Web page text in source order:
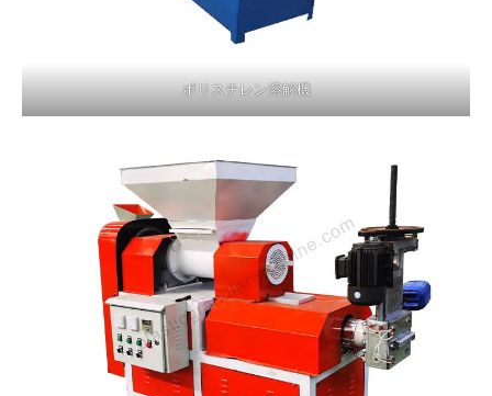
ポリスチレン溶解機